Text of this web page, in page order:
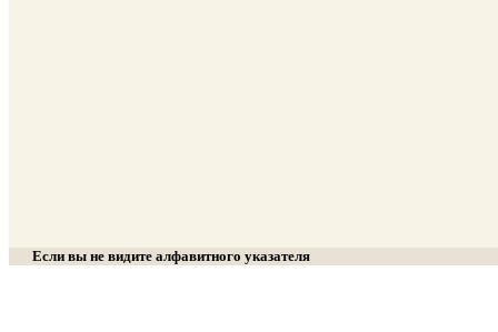
Если вы не видите алфавитного указателя